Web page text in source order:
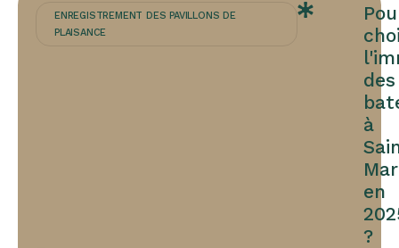
ENREGISTREMENT DES PAVILLONS DE
PLAISANCE
des
à
en
?